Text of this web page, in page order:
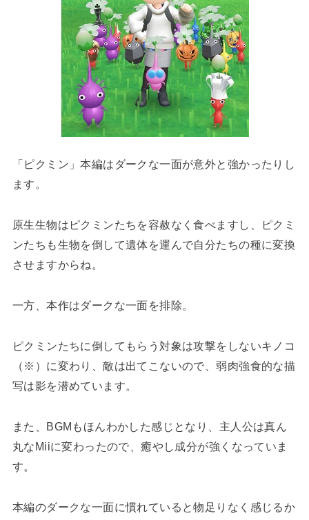
「ピクミン」本編はダークな一面が意外と強かったりし
ます。
原生生物はピクミンたちを容赦なく食べますし、ピクミ
ンたちも生物を倒して遺体を運んで自分たちの種に変換
させますからね。
一方、本作はダークな一面を排除。
ピクミンたちに倒してもらう対象は攻撃をしないキノコ
（※）に変わり、敵は出てこないので、弱肉強食的な描
写は影を潜めています。
また、BGMもほんわかした感じとなり、主人公は真ん
丸なMiiに変わったので、癒やし成分が強くなっていま
す。
本編のダークな一面に慣れていると物足りなく感じるか